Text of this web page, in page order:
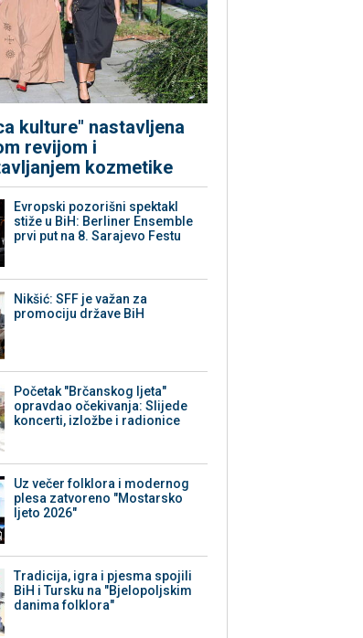
kulture" nastavljena
revijom i
kozmetike
Evropski pozorišni spektakl
stiže u BiH: Berliner Ensemble
prvi put na 8. Sarajevo Festu
Nikšić: SFF je važan za
promociju države BiH
Početak "Brčanskog ljeta"
opravdao očekivanja: Slijede
koncerti, izložbe i radionice
Uz večer folklora i modernog
plesa zatvoreno "Mostarsko
ljeto 2026"
Tradicija, igra i pjesma spojili
BiH i Tursku na "Bjelopoljskim
danima folklora"